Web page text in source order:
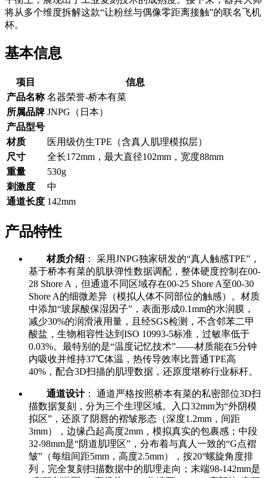
将从多个维度拆解这款“让粉丝与偶像零距离接触”的联名飞机
杯。
基本信息
项目
信息
产品名称 名器荣誉-桥本有菜
所属品牌 JNPG（日本）
产品型号
材质
医用级仿生TPE（含真人肌理模拟层）
尺寸
全长172mm，最大直径102mm，宽度88mm
重量
530g
刺激度
中
通道长度 142mm
产品特性
材质介绍 ： 采用JNPG独家研发的“真人触感TPE”，
基于桥本有菜的肌肤弹性数据调配，整体硬度控制在00-
28 Shore A，但通道不同区域存在00-25 Shore A至00-30
Shore A的细微差异（模拟人体不同部位的触感）。材质
中添加“玻尿酸保湿因子”，表面形成0.1mm的水润膜，
减少30%的润滑液用量，且经SGS检测，不含邻苯二甲
酸盐，生物相容性达到ISO 10993-5标准，过敏率低于
0.03%。最特别的是“温度记忆技术”——材质能在5分钟
内吸收并维持37℃体温，热传导效率比普通TPE高
40%，配合3D扫描的肌理数据，还原度堪称行业标杆。
通道设计： 通道严格按照桥本有菜的私密部位3D扫
描数据复刻，分为三个生理区域。入口32mm为“外阴模
拟区”，还原了阴唇的褶皱形态（深度1.2mm，间距
3mm），边缘凸起高度2mm，模拟真实的包裹感；中段
32-98mm是“阴道肌理区”，分布着与真人一致的“G点褶
皱”（每组间距5mm，高度2.5mm），按20°螺旋角度排
列，完全复刻扫描数据中的肌理走向；末端98-142mm是